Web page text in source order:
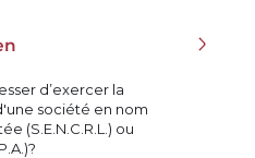
d’exercer la
société en nom
(S.E.N.C.R.L.) ou